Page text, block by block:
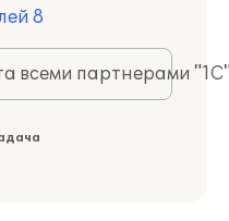
8
всеми партнерами